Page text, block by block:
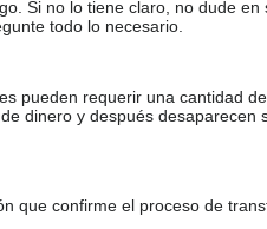
Si no lo tiene claro, no dude
todo lo necesario.
pueden requerir una cantidad
dinero y después desaparecen
que confirme el proceso de